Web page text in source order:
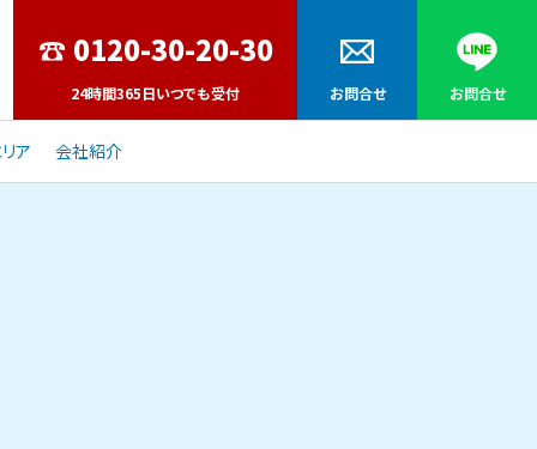
24時間365日いつでも受付 お問合せ お問合せ
ア 会社紹介